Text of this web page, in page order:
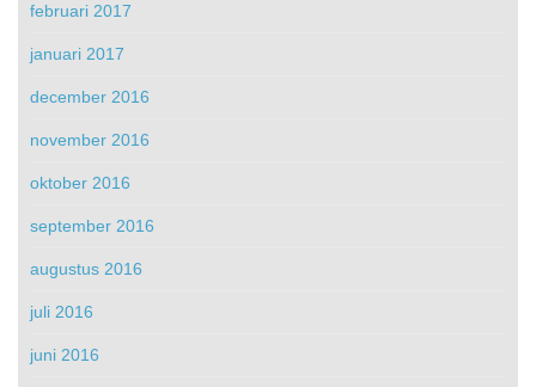
februari 2017
januari 2017
december 2016
november 2016
oktober 2016
september 2016
augustus 2016
juli 2016
juni 2016